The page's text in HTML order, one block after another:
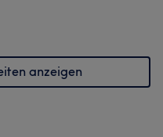
anzeigen